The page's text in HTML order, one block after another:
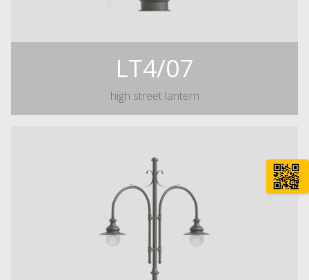
LT4/07
high street lantern